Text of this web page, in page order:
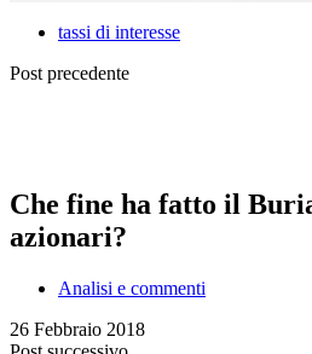
tassi di interesse
Post precedente
Che fine ha fatto il
azionari?
Analisi e commenti
26 Febbraio 2018